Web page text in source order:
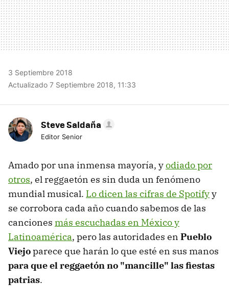
3 Septiembre 2018
Actualizado 7 Septiembre 2018, 11:33
Steve Saldaña
Editor Senior
Amado por una inmensa mayoría, yodiado por
otros, el reggaetón es sin duda un fenómeno
mundial musical. Lo dicen las cifras de Spotifyy
se corrobora cada año cuando sabemos de las
canciones más escuchadas en México y
Latinoamérica, pero las autoridades en Pueblo
Viejoparece que harán lo que esté en sus manos
para que el reggaetón no "mancille" las fiestas
patrias.